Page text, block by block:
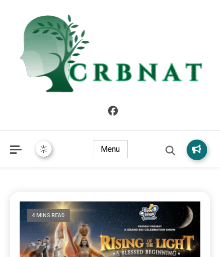
Menu
4 MINS READ